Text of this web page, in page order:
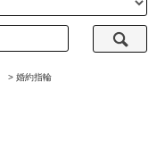
> 婚約指輪